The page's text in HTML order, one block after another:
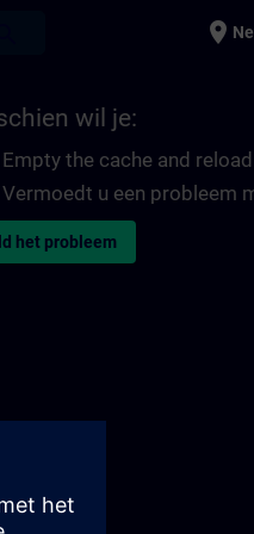
place
wil je:
Empty the cache and
Vermoedt u een probleem
het probleem